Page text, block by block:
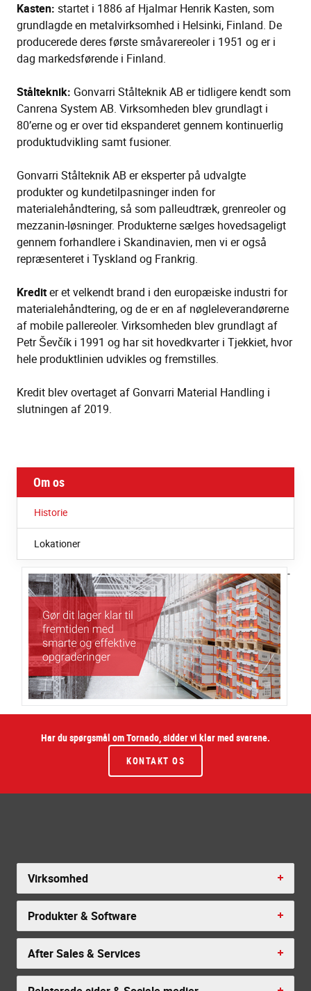
Kasten: startet i 1886 af Hjalmar Henrik Kasten, som
grundlagde en metalvirksomhed i Helsinki, Finland. De
producerede deres første småvarereoler i 1951 og er i
dag markedsførende i Finland.
Stålteknik: Gonvarri Stålteknik AB er tidligere kendt som
Canrena System AB. Virksomheden blev grundlagt i
80’erne og er over tid ekspanderet gennem kontinuerlig
produktudvikling samt fusioner.
Gonvarri Stålteknik AB er eksperter på udvalgte
produkter og kundetilpasninger inden for
materialehåndtering, så som palleudtræk, grenreoler og
mezzanin-løsninger. Produkterne sælges hovedsageligt
gennem forhandlere i Skandinavien, men vi er også
repræsenteret i Tyskland og Frankrig.
Krediter et velkendt brand i den europæiske industri for
materialehåndtering, og de er en af nøgleleverandørerne
af mobile pallereoler. Virksomheden blev grundlagt af
Petr Ševčík i 1991 og har sit hovedkvarter i Tjekkiet, hvor
hele produktlinien udvikles og fremstilles.
Kredit blev overtaget af Gonvarri Material Handling i
slutningen af 2019.
Om os
Historie
Lokationer
-
Har du spørgsmål om Tornado, sidder vi klar med svarene.
KONTAKT OS
Virksomhed
Produkter & Software
After Sales & Services